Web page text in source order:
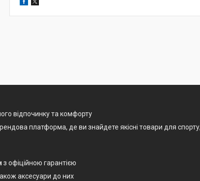
відпочинку та комфорту
платформа, де ви знайдете якісні товари для
з офіційною гарантією
аксесуари до них